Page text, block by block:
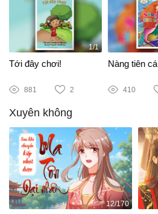
1/1
Tới đây chơi!
881 2
Nàng tiên cá
410
Xuyên không
12/170